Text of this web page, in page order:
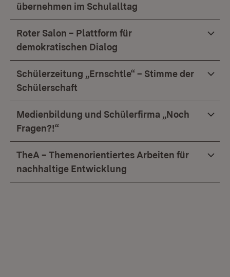
übernehmen im Schulalltag
Roter Salon – Plattform für
demokratischen Dialog
Schülerzeitung „Ernschtle“ – Stimme der
Schülerschaft
Medienbildung und Schülerfirma „Noch
Fragen?!“
TheA – Themenorientiertes Arbeiten für
nachhaltige Entwicklung